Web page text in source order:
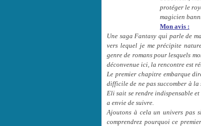
protéger le
magicien
Mon avis :
Une saga Fantasy qui parle de
vers lequel je me précipite
genre de romans pour lesquels
déconvenue ici, la rencontre est
Le premier chapitre embarque
difficile de ne pas succomber à la
Eli sait se rendre indispensable
a envie de suivre.
Ajoutons à cela un univers pas
comprendrez pourquoi ce